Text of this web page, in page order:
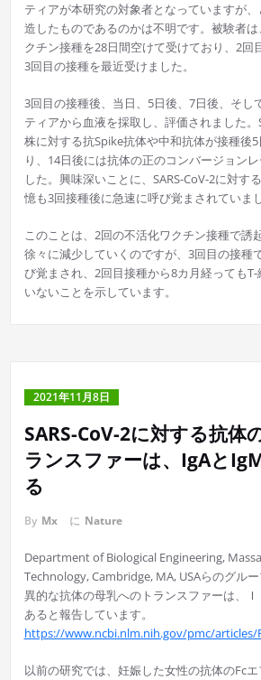
ティアが本研究の対象者となっていますが
造したものであるのかは不明です。被験者
クチン接種を28日間空けて受けており、2回
3回目の接種を最近受けました。
3回目の接種後、当日、5日後、7日後、そし
ティアから血液を採取し、評価されました。
株に対する抗Spike抗体や中和抗体が接種後
り、14日後には抗体の正のコンバージョン
した。興味深いことに、SARS-CoV-2に対す
憶も3回接種後に急速に呼び覚まされていまし
このことは、2回の不活化ワクチン接種で誘
徐々に減少していくのですが、3回目の接種
び覚まされ、2回目接種から8カ月経っても
いないことを示しています。
2021年11月8日
SARS-CoV-2に対する抗体
ランスファーは、IgAと
る
By Mx に Nature
Department of Biological Engineering,
Technology, Cambridge, MA, USAらのグルー
異的な抗体の母乳へのトランスファーは、
あると報告しています。
https://www.ncbi.nlm.nih.gov/pmc/articles/
以前の研究では、妊娠した女性の抗体のFc